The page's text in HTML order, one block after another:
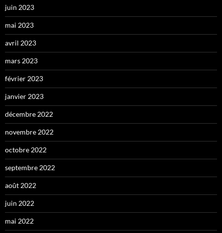
juin 2023
mai 2023
avril 2023
mars 2023
février 2023
janvier 2023
décembre 2022
novembre 2022
octobre 2022
septembre 2022
août 2022
juin 2022
mai 2022